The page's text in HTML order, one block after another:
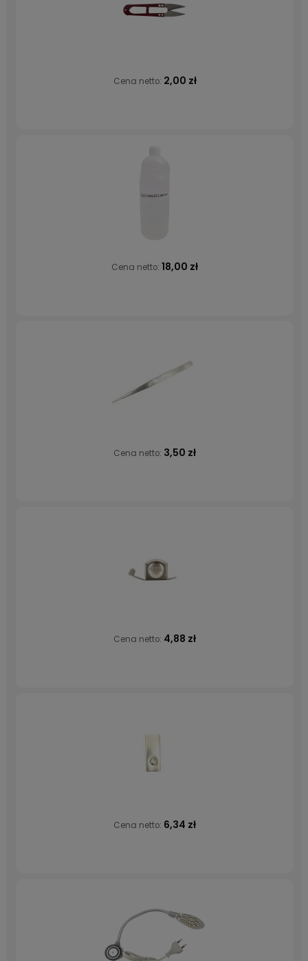
Cena netto: 2,00 zł
Cena netto: 18,00 zł
Cena netto: 3,50 zł
Cena netto: 4,88 zł
Cena netto: 6,34 zł